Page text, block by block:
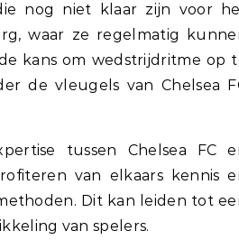
nog niet klaar zijn voor
waar ze regelmatig
kans om wedstrijdritme op
de vleugels van Chelsea
tussen Chelsea FC
van elkaars kennis
Dit kan leiden tot
van spelers.